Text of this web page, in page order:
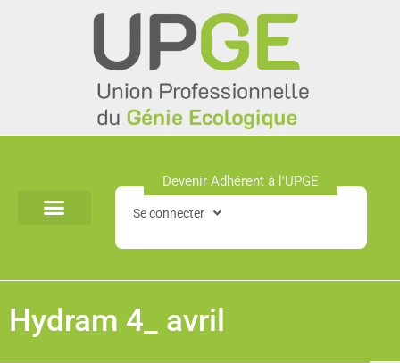
Devenir Adhérent à l'UPGE​
Se connecter
Hydram 4_ avril